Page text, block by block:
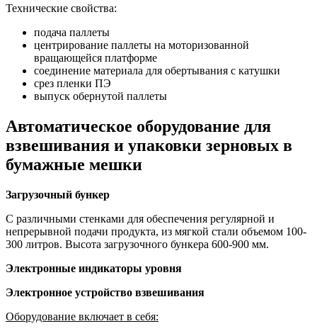
Технические свойства:
подача паллеты
центрирование паллеты на моторизованной
вращающейся платформе
соединение материала для обертывания с катушки
срез пленки ПЭ
выпуск обернутой паллеты
Автоматическое оборудование для
взвешивания и упаковки зерновых в
бумажные мешки
Загрузочный бункер
С различными стенками для обеспечения регулярной и
непрерывной подачи продукта, из мягкой стали объемом 100-
300 литров. Высота загрузочного бункера 600-900 мм.
Электронные индикаторы уровня
Электронное устройство взвешивания
Оборудование включает в себя: